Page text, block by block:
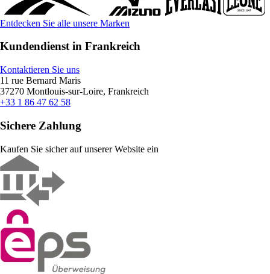
Entdecken Sie alle unsere Marken
Kundendienst in Frankreich
Kontaktieren Sie uns
11 rue Bernard Maris
37270 Montlouis-sur-Loire, Frankreich
+33 1 86 47 62 58
Sichere Zahlung
Kaufen Sie sicher auf unserer Website ein